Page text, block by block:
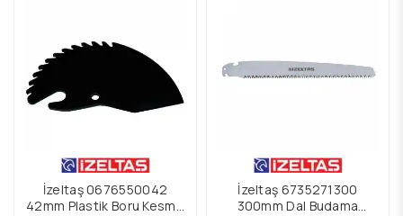
İzeltaş 0676550042
42mm Plastik Boru Kesme
İzeltaş 6735271300
300mm Dal Budama